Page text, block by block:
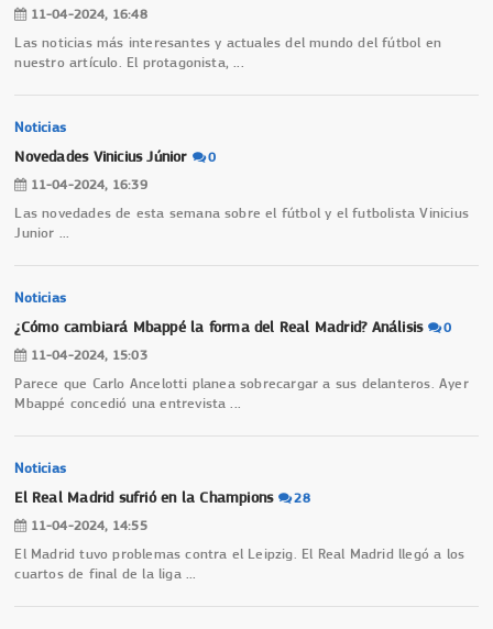
11-04-2024, 16:48
Las noticias más interesantes y actuales del mundo del fútbol en
nuestro artículo. El protagonista,...
Noticias
Novedades Vinicius Júnior
0
11-04-2024, 16:39
Las novedades de esta semana sobre el fútbol y el futbolista Vinicius
Junior ...
Noticias
¿Cómo cambiará Mbappé la forma del Real Madrid? Análisis
0
11-04-2024, 15:03
Parece que Carlo Ancelotti planea sobrecargar a sus delanteros. Ayer
Mbappé concedió una entrevista...
Noticias
El Real Madrid sufrió en la Champions
28
11-04-2024, 14:55
El Madrid tuvo problemas contra el Leipzig. El Real Madrid llegó a los
cuartos de final de la liga ...